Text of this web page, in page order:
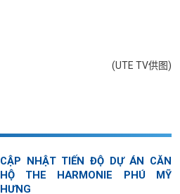
(UTE TV供图)
CẬP NHẬT TIẾN ĐỘ DỰ ÁN CĂN
HỘ THE HARMONIE PHÚ MỸ
HƯNG